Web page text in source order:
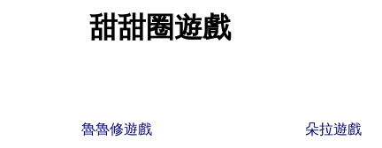
甜甜圈遊戲
魯魯修遊戲 朵拉遊戲